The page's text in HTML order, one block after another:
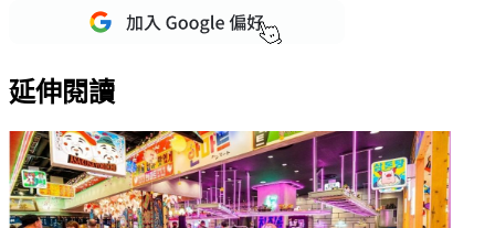
延伸閱讀